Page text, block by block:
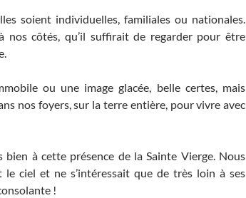
soient individuelles, familiales ou nationales.
côtés, qu’il suffirait de regarder pour être
ou une image glacée, belle certes, mais
nos foyers, sur la terre entière, pour vivre avec
bien à cette présence de la Sainte Vierge. Nous
ciel et ne s’intéressait que de très loin à ses
!